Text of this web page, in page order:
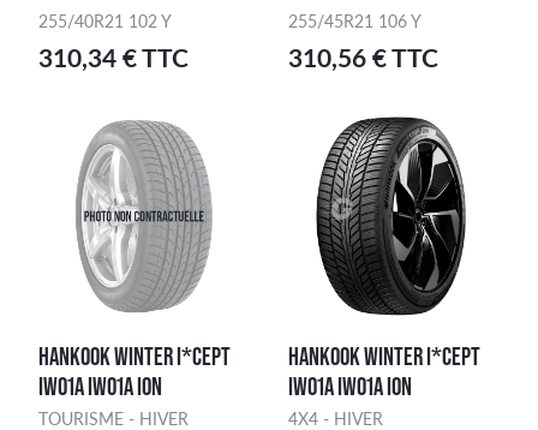
255/40R21 102 Y
310,34 € TTC
255/45R21 106 Y
310,56 € TTC
HANKOOK WINTER I*CEPT
IW01A IW01A ION
TOURISME - HIVER
HANKOOK WINTER I*CEPT
IW01A IW01A ION
4X4 - HIVER